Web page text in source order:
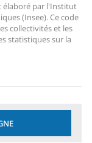
élaboré par l'Institut
(Insee). Ce code
collectivités et les
statistiques sur la